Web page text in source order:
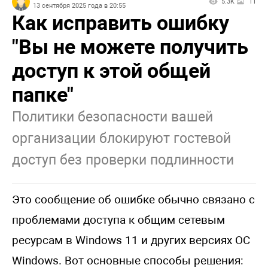
13 сентября 2025 года в 20:55
Как исправить ошибку
"Вы не можете получить
доступ к этой общей
папке"
Политики безопасности вашей
организации блокируют гостевой
доступ без проверки подлинности
Это сообщение об ошибке обычно связано с
проблемами доступа к общим сетевым
ресурсам в Windows 11 и других версиях ОС
Windows. Вот основные способы решения: